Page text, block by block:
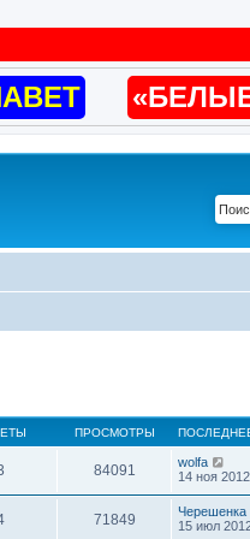
ПРОСМОТРЫ
84091
wolfa
14 ноя
71849
Черешенка
15 июл